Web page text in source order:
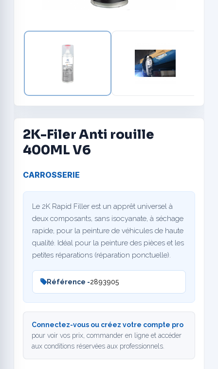
2K-Filer Anti rouille
400ML V6
CARROSSERIE
Le 2K Rapid Filler est un apprêt universel à
deux composants, sans isocyanate, à séchage
rapide, pour la peinture de véhicules de haute
qualité. Idéal pour la peinture des pièces et les
petites réparations (réparation ponctuelle).
Référence -2893905
Connectez-vous ou créez votre compte pro
pour voir vos prix, commander en ligne et accéder
aux conditions réservées aux professionnels.